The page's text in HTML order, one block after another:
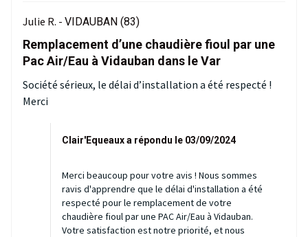
Julie R. - VIDAUBAN (83)
Remplacement d’une chaudière fioul par une
Pac Air/Eau à Vidauban dans le Var
Société sérieux, le délai d’installation a été respecté !
Merci
Clair'Equeaux a répondu le 03/09/2024
Merci beaucoup pour votre avis ! Nous sommes
ravis d'apprendre que le délai d'installation a été
respecté pour le remplacement de votre
chaudière fioul par une PAC Air/Eau à Vidauban.
Votre satisfaction est notre priorité, et nous